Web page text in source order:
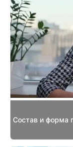
Состав и форма